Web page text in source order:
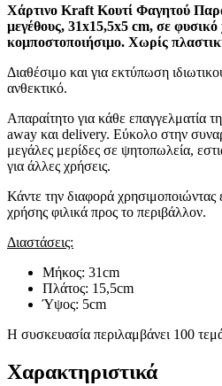
Χάρτινο Kraft Κουτί Φαγητού
μεγέθους, 31x15,5x5 cm, σε
κομποστοποιήσιμο. Χωρίς
Διαθέσιμο και για εκτύπωση
ανθεκτικό.
Απαραίτητο για κάθε επαγγελματία
away και delivery. Εύκολο στην
μεγάλες μερίδες σε ψητοπωλεία,
για άλλες χρήσεις.
Κάντε την διαφορά χρησιμοποιώντας
χρήσης φιλικά προς το περιβάλλον.
Διαστάσεις:
Μήκος: 31cm
Πλάτος: 15,5cm
Ύψος: 5cm
Η συσκευασία περιλαμβάνει 100
Χαρακτηριστικά